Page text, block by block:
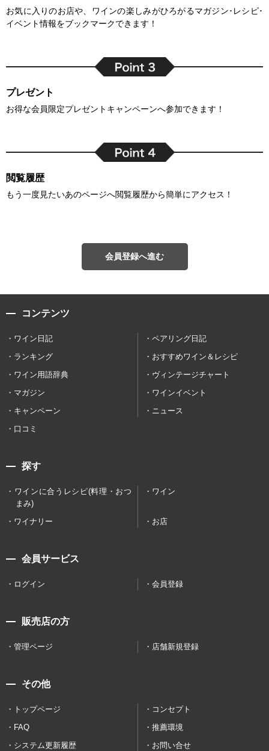
お気に入りのお店や、ワインの楽しみがひろがるマガジン･レシピ･
イベント情報をブックマークできます！
プレゼント
お得な会員限定プレゼントキャンペーンへ参加できます！
閲覧履歴
もう一度見たいあのページへ閲覧履歴から簡単にアクセス！
会員登録へ進む
コンテンツ
ワイン日記
ペアリング日記
ランキング
おすすめワイン＆レシピ
ワイン用語辞典
ヴィンテージチャート
マガジン
ワインイベント
キャンペーン
ニュース
口コミ
探す
ワインに合うレシピ(料理・おつ
まみ)
ワイン
ワイナリー お店
会員サービス
ログイン 会員登録
販売店の方
管理ページ 店舗新規登録
その他
トップページ
コンセプト
FAQ
推薦環境
システム更新履歴
お問い合せ